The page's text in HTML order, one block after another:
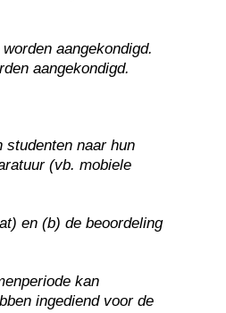
aangekondigd.
aangekondigd.
naar hun
(vb. mobiele
en (b) de beoordeling
kan
ingediend voor de